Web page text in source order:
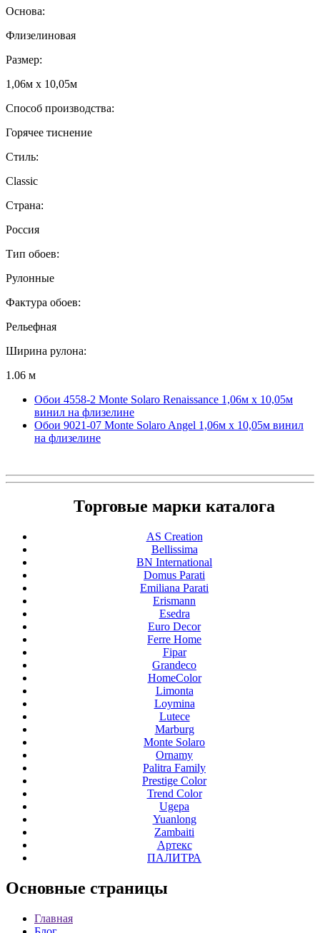
Основа:
Флизелиновая
Размер:
1,06м х 10,05м
Способ производства:
Горячее тиснение
Стиль:
Classic
Страна:
Россия
Тип обоев:
Рулонные
Фактура обоев:
Рельефная
Ширина рулона:
1.06 м
Обои 4558-2 Monte Solaro Renaissance 1,06м х 10,05м
винил на флизелине
Обои 9021-07 Monte Solaro Angel 1,06м х 10,05м винил
на флизелине
Торговые марки каталога
AS Creation
Bellissima
BN International
Domus Parati
Emiliana Parati
Erismann
Esedra
Euro Decor
Ferre Home
Fipar
Grandeco
HomeColor
Limonta
Loymina
Lutece
Marburg
Monte Solaro
Ornamy
Palitra Family
Prestige Color
Trend Color
Ugepa
Yuanlong
Zambaiti
Артекс
ПАЛИТРА
Основные страницы
Главная